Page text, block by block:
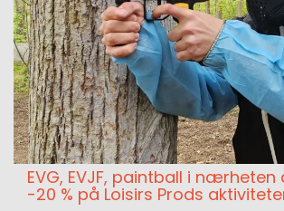
EVG, EVJF, paintball i nærheten
-20 % på Loisirs Prods